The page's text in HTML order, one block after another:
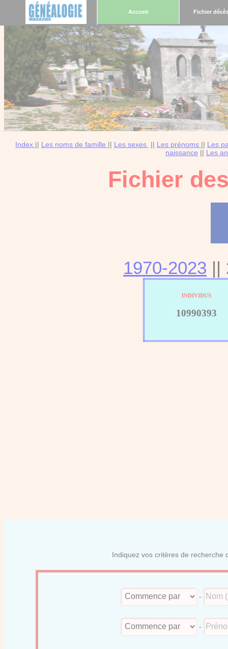
Accueil Fichier
Index || Les noms de famille || Les sexes || Les prénoms || Les
naissance || Les
Fichier
1970-2023 ||
INDIVIDUS
10990393
Indiquez vos critères de recherche
-
-